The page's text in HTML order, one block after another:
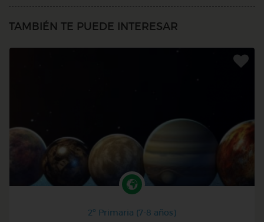
TAMBIÉN TE PUEDE INTERESAR
2º Primaria (7-8 años)